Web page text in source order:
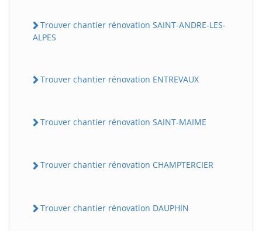
Trouver chantier rénovation SAINT-ANDRE-LES-
ALPES
Trouver chantier rénovation ENTREVAUX
Trouver chantier rénovation SAINT-MAIME
Trouver chantier rénovation CHAMPTERCIER
Trouver chantier rénovation DAUPHIN